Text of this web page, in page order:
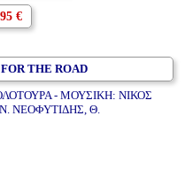
€
THE ROAD
- ΜΟΥΣΙΚΗ: ΝΙΚΟΣ
ΝΕΟΦΥΤΙΔΗΣ, Θ.